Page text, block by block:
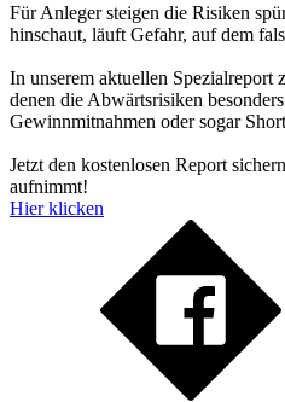
Für Anleger steigen die Risiken
hinschaut, läuft Gefahr, auf dem
In unserem aktuellen
denen die Abwärtsrisiken
Gewinnmitnahmen oder sogar
Jetzt den kostenlosen Report
aufnimmt!
Hier klicken